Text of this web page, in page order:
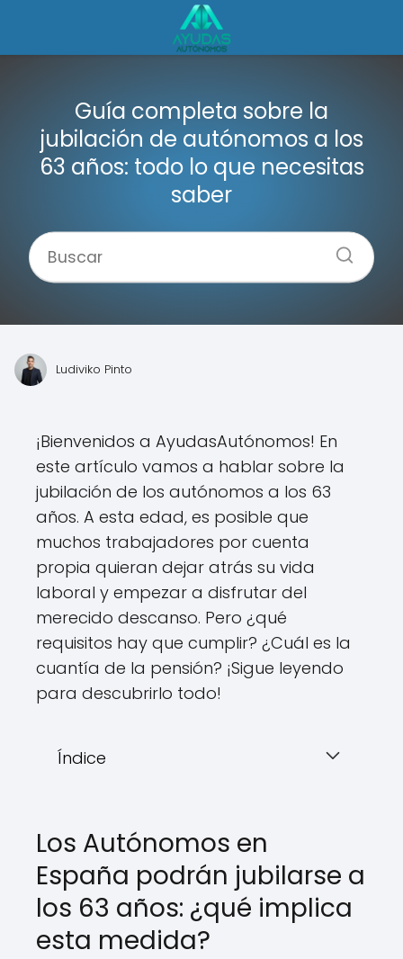
Guía completa sobre la
jubilación de autónomos a los
63 años: todo lo que necesitas
saber
Ludiviko Pinto
¡Bienvenidos a AyudasAutónomos! En
este artículo vamos a hablar sobre la
jubilación de los autónomos a los 63
años. A esta edad, es posible que
muchos trabajadores por cuenta
propia quieran dejar atrás su vida
laboral y empezar a disfrutar del
merecido descanso. Pero ¿qué
requisitos hay que cumplir? ¿Cuál es la
cuantía de la pensión? ¡Sigue leyendo
para descubrirlo todo!
Índice
Los Autónomos en
España podrán jubilarse a
los 63 años: ¿qué implica
esta medida?